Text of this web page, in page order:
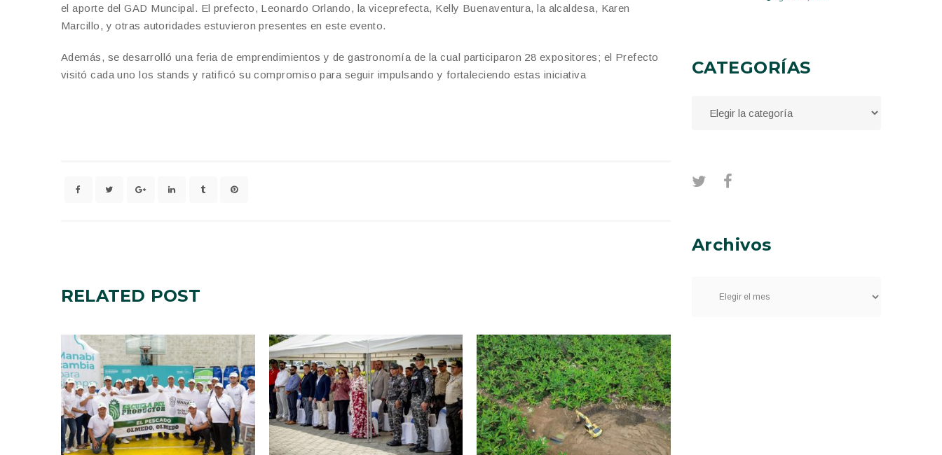
el aporte del GAD Muncipal. El prefecto, Leonardo Orlando, la viceprefecta, Kelly Buenaventura, la alcaldesa, Karen
Marcillo, y otras autoridades estuvieron presentes en este evento.
Además, se desarrolló una feria de emprendimientos y de gastronomía de la cual participaron 28 expositores; el Prefecto
visitó cada uno los stands y ratificó su compromiso para seguir impulsando y fortaleciendo estas iniciativa
RELATED POST
CATEGORÍAS
Archivos